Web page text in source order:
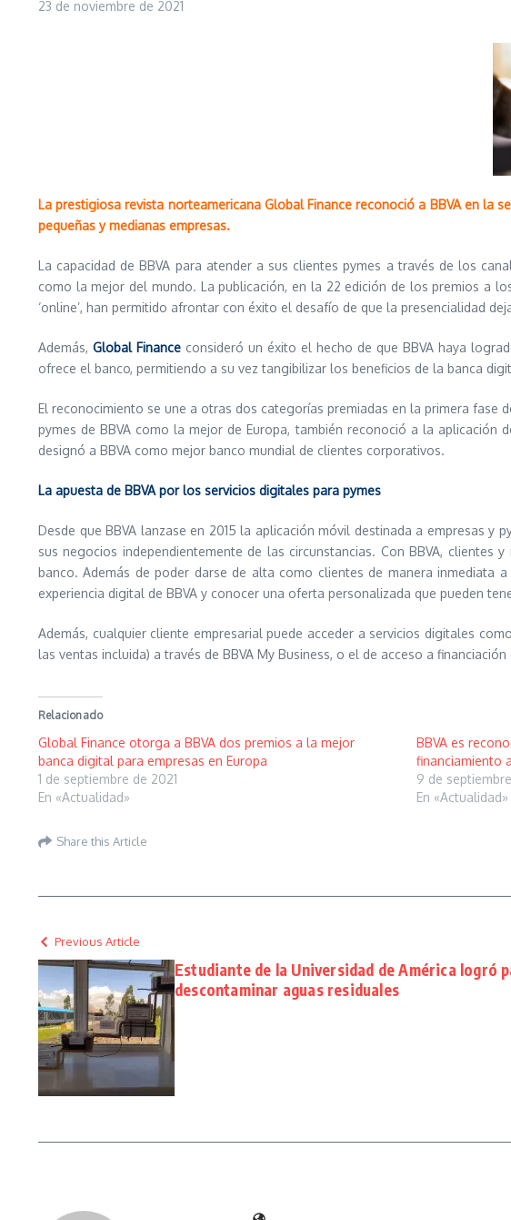
23 de noviembre de 2021
La prestigiosa revista norteamericana Global Finance reconoció a BBVA en la
pequeñas y medianas empresas.
La capacidad de BBVA para atender a sus clientes pymes a través de los
como la mejor del mundo. La publicación, en la 22 edición de los premios a
‘online’, han permitido afrontar con éxito el desafío de que la presencialidad
Además, Global Finance consideró un éxito el hecho de que BBVA haya
ofrece el banco, permitiendo a su vez tangibilizar los beneficios de la banca
El reconocimiento se une a otras dos categorías premiadas en la primera fase
pymes de BBVA como la mejor de Europa, también reconoció a la
designó a BBVA como mejor banco mundial de clientes corporativos.
La apuesta de BBVA por los servicios digitales para pymes
Desde que BBVA lanzase en 2015 la aplicación móvil destinada a empresas
sus negocios independientemente de las circunstancias. Con BBVA,
banco. Además de poder darse de alta como clientes de manera inmediata
experiencia digital de BBVA y conocer una oferta personalizada que pueden
Además, cualquier cliente empresarial puede acceder a servicios digitales
las ventas incluida) a través de BBVA My Business, o el de acceso a
Relacionado
Global Finance otorga a BBVA dos premios a la mejor
banca digital para empresas en Europa
1 de septiembre de 2021
En «Actualidad»
BBVA es
financiamiento
9 de
En «Actualidad»
Share this Article
Previous Article
Estudiante de la Universidad de América logró
descontaminar aguas residuales